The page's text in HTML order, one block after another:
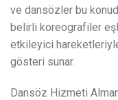
ve dansözler bu
belirli koreografiler
etkileyici
gösteri sunar.
Dansöz Hizmeti